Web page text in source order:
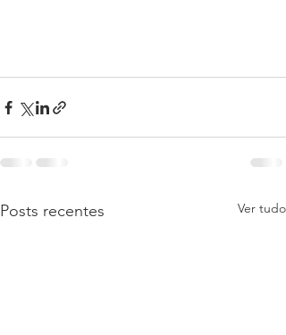
Posts recentes Ver tudo